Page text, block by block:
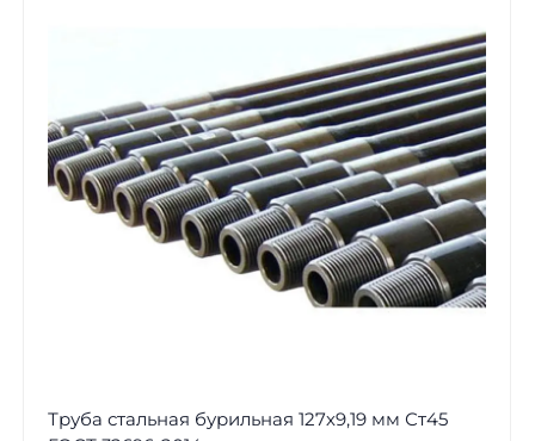
Труба стальная бурильная 127х9,19 мм Ст45